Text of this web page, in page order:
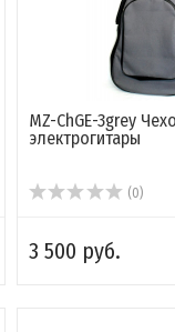
MZ-ChGE-3grey
электрогитары
(0)
3 500 руб.